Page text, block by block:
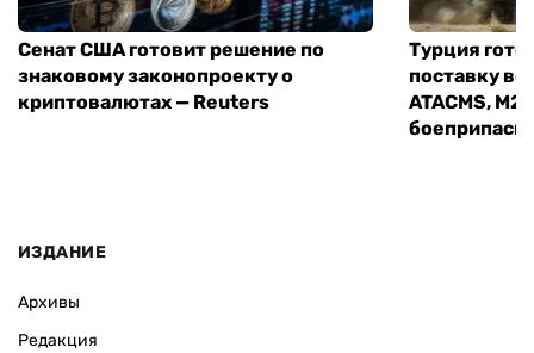
Сенат США готовит решение по
знаковому законопроекту о
криптовалютах — Reuters
Турция
поставку
ATACMS,
боеприпасы
ИЗДАНИЕ
Архивы
Редакция